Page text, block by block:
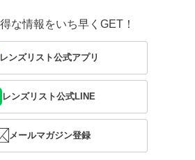
な情報をいち早くGET！
レンズリスト公式アプリ
レンズリスト公式LINE
メールマガジン登録